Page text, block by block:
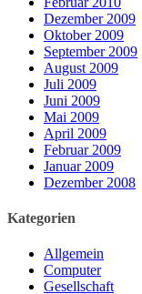
Dezember 2009
Oktober 2009
September 2009
August 2009
Juli 2009
Juni 2009
Mai 2009
April 2009
Februar 2009
Januar 2009
Dezember 2008
Kategorien
Allgemein
Computer
Gesellschaft